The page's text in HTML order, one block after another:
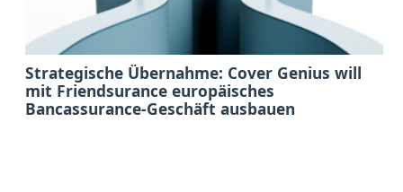
Strategische Übernahme: Cover Genius will
mit Friendsurance europäisches
Bancassurance-Geschäft ausbauen